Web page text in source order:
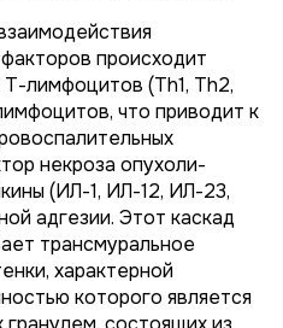
происходит
лимфоцитов (Th1, Th2,
что приводит к
некроза опухоли-
(ИЛ-1, ИЛ-12, ИЛ-23,
адгезии. Этот каскад
трансмуральное
характерной
которого является